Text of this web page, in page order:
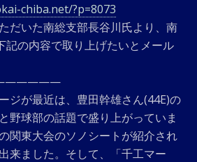
chiba.net/?p=8073
だいた南総支部長谷川氏より、南
記の内容で取り上げたいとメール
——————
ジが最近は、豊田幹雄さん(44E)の
野球部の話題で盛り上がっていま
関東大会のソノシートが紹介され
来ました。そして、「千工マー